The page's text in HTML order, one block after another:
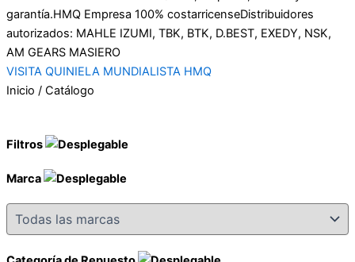
garantía.HMQ Empresa 100% costarricenseDistribuidores
autorizados: MAHLE IZUMI, TBK, BTK, D.BEST, EXEDY, NSK,
AM GEARS MASIERO
VISITA QUINIELA MUNDIALISTA HMQ
Inicio / Catálogo
Filtros
Marca